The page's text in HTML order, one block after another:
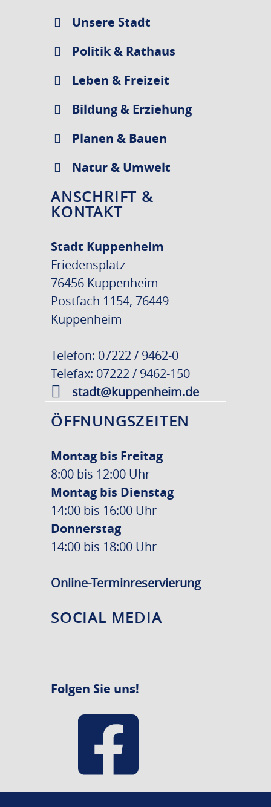
Unsere Stadt
Politik & Rathaus
Leben & Freizeit
Bildung & Erziehung
Planen & Bauen
Natur & Umwelt
ANSCHRIFT &
KONTAKT
Stadt Kuppenheim
Friedensplatz
76456 Kuppenheim
Postfach 1154, 76449
Kuppenheim
Telefon: 07222 / 9462-0
Telefax: 07222 / 9462-150
stadt@kuppenheim.de
ÖFFNUNGSZEITEN
Montag bis Freitag
8:00 bis 12:00 Uhr
Montag bis Dienstag
14:00 bis 16:00 Uhr
Donnerstag
14:00 bis 18:00 Uhr
Online-Terminreservierung
SOCIAL MEDIA
Folgen Sie uns!